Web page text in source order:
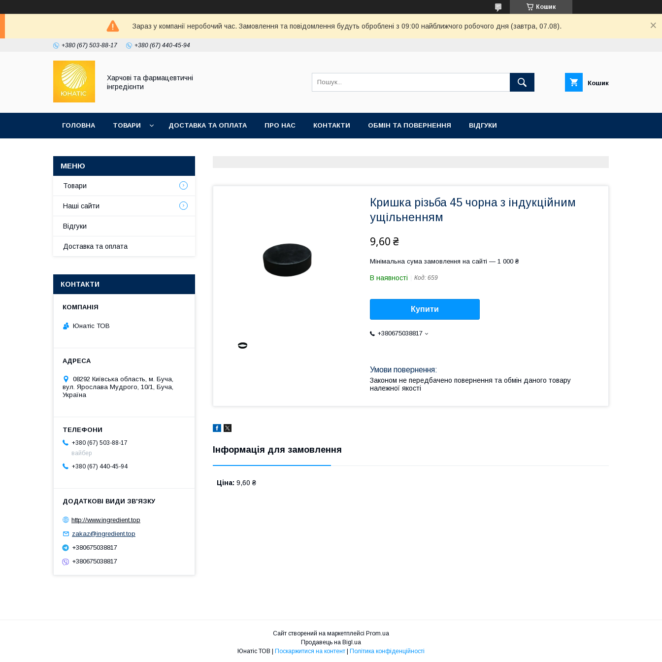
Кошик
Зараз у компанії неробочий час. Замовлення та повідомлення будуть оброблені з 09:00 найближчого робочого дня (завтра, 07.08).
+380 (67) 503-88-17 +380 (67) 440-45-94
Харчові та фармацевтичні
інгредієнти
Кошик
ГОЛОВНА ТОВАРИ ДОСТАВКА ТА ОПЛАТА ПРО НАС КОНТАКТИ ОБМІН ТА ПОВЕРНЕННЯ ВІДГУКИ
Кришка різьба 45 чорна з індукційним
ущільненням
9,60 ₴
Мінімальна сума замовлення на сайті — 1 000 ₴
В наявності Код: 659
Купити
+380675038817
Законом не передбачено повернення та обмін даного товару
належної якості
Інформація для замовлення
Ціна: 9,60 ₴
Товари
Наші сайти
Відгуки
Доставка та оплата
КОНТАКТИ
Юнатіс ТОВ
08292 Київська область, м. Буча,
вул. Ярослава Мудрого, 10/1, Буча,
Україна
+380 (67) 503-88-17
вайбер
+380 (67) 440-45-94
http://www.ingredient.top
zakaz@ingredient.top
+380675038817
+380675038817
Сайт створений на маркетплейсі Prom.ua
Продавець на Bigl.ua
Юнатіс ТОВ | Поскаржитися на контент | Політика конфіденційності